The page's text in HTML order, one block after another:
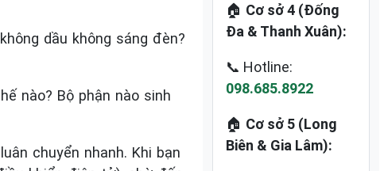
dầu không sáng đèn?
nào? Bộ phận nào sinh
chuyển nhanh. Khi bạn
🏠 Cơ sở 4 (Đống
Đa & Thanh Xuân):
📞 Hotline:
098.685.8922
🏠 Cơ sở 5 (Long
Biên & Gia Lâm):